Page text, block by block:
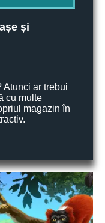
și
Atunci ar trebui
cu multe
magazin în